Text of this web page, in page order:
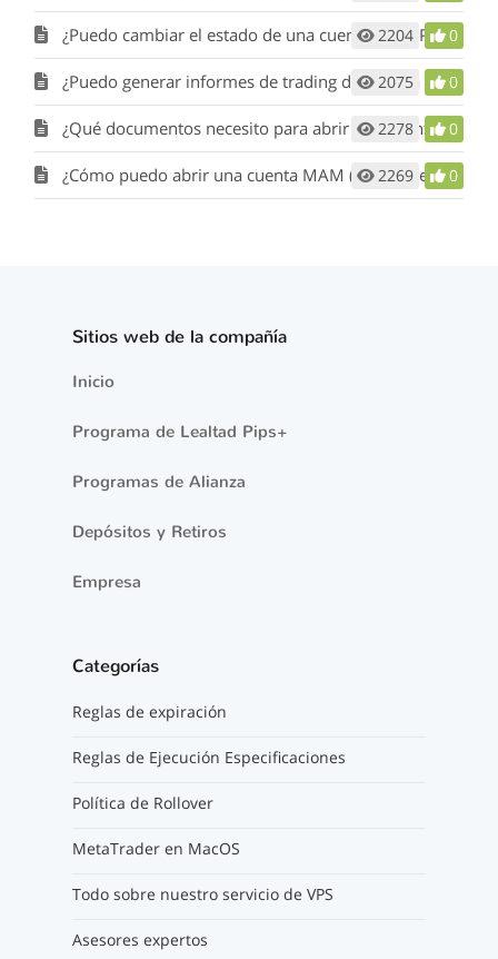
¿Puedo cambiar el estado de una cuenta entre Pro, Classic y Optimum?
2204 0
¿Puedo generar informes de trading desde una cuenta desactivada?
2075 0
¿Qué documentos necesito para abrir una cuenta real?
2278 0
¿Cómo puedo abrir una cuenta MAM (Gestor de capitales)?
2269 0
Sitios web de la compañía
Inicio
Programa de Lealtad Pips+
Programas de Alianza
Depósitos y Retiros
Empresa
Categorías
Reglas de expiración
Reglas de Ejecución Especificaciones
Política de Rollover
MetaTrader en MacOS
Todo sobre nuestro servicio de VPS
Asesores expertos